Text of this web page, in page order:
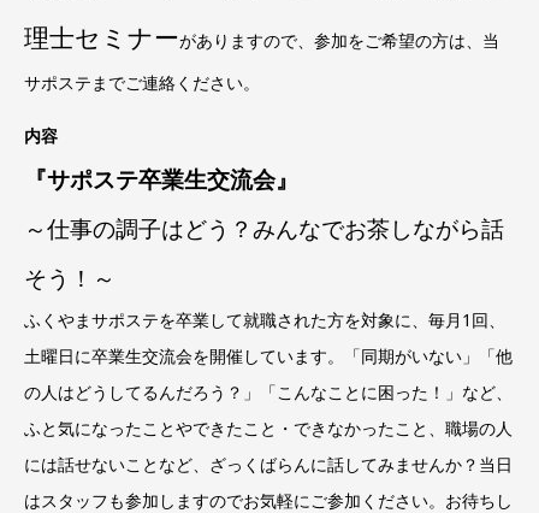
理士セミナーがありますので、参加をご希望の方は、当
サポステまでご連絡ください。
内容
『サポステ卒業生交流会』
～仕事の調子はどう？みんなでお茶しながら話
そう！～
ふくやまサポステを卒業して就職された方を対象に、毎月1回、
土曜日に卒業生交流会を開催しています。「同期がいない」「他
の人はどうしてるんだろう？」「こんなことに困った！」など、
ふと気になったことやできたこと・できなかったこと、職場の人
には話せないことなど、ざっくばらんに話してみませんか？当日
はスタッフも参加しますのでお気軽にご参加ください。お待ちし